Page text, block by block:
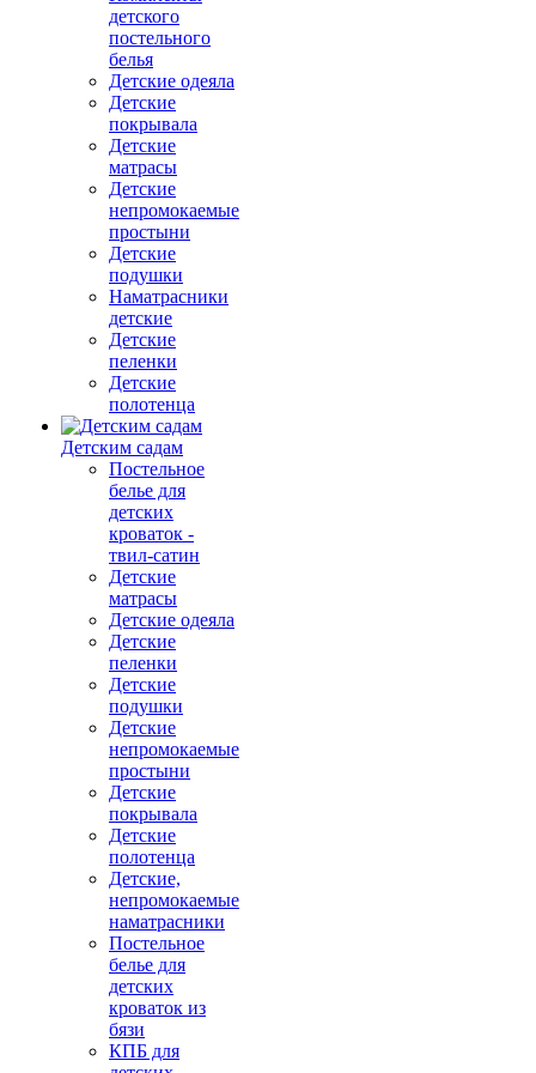
детского
постельного
белья
Детские одеяла
Детские
покрывала
Детские
матрасы
Детские
непромокаемые
простыни
Детские
подушки
Наматрасники
детские
Детские
пеленки
Детские
полотенца
Детским садам
Постельное
белье для
детских
кроваток -
твил-сатин
Детские
матрасы
Детские одеяла
Детские
пеленки
Детские
подушки
Детские
непромокаемые
простыни
Детские
покрывала
Детские
полотенца
Детские,
непромокаемые
наматрасники
Постельное
белье для
детских
кроваток из
бязи
КПБ для